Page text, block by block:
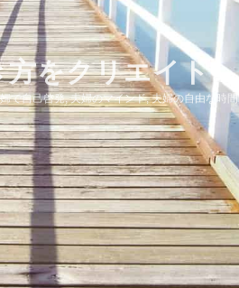
方をクリエイト
で自己啓発,夫婦のマインド,夫婦の自由な時間